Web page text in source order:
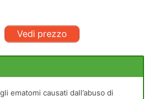
Vedi prezzo
ematomi causati dall’abuso di